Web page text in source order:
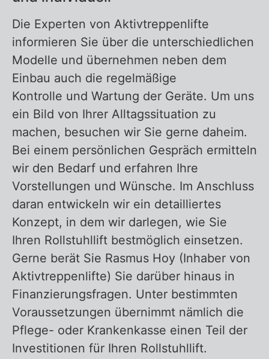
Die Experten von Aktivtreppenlifte
informieren Sie über die unterschiedlichen
Modelle und übernehmen neben dem
Einbau auch die regelmäßige
Kontrolle und Wartung der Geräte. Um uns
ein Bild von Ihrer Alltagssituation zu
machen, besuchen wir Sie gerne daheim.
Bei einem persönlichen Gespräch ermitteln
wir den Bedarf und erfahren Ihre
Vorstellungen und Wünsche. Im Anschluss
daran entwickeln wir ein detailliertes
Konzept, in dem wir darlegen, wie Sie
Ihren Rollstuhllift bestmöglich einsetzen.
Gerne berät Sie Rasmus Hoy (Inhaber von
Aktivtreppenlifte) Sie darüber hinaus in
Finanzierungsfragen. Unter bestimmten
Voraussetzungen übernimmt nämlich die
Pflege- oder Krankenkasse einen Teil der
Investitionen für Ihren Rollstuhllift.